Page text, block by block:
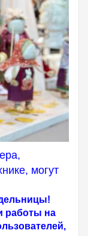
могут
работы на